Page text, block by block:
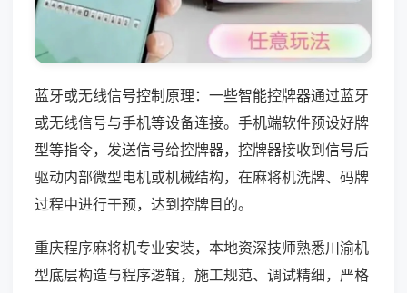
蓝牙或无线信号控制原理：一些智能控牌器通过蓝牙
或无线信号与手机等设备连接。手机端软件预设好牌
型等指令，发送信号给控牌器，控牌器接收到信号后
驱动内部微型电机或机械结构，在麻将机洗牌、码牌
过程中进行干预，达到控牌目的。
重庆程序麻将机专业安装，本地资深技师熟悉川渝机
型底层构造与程序逻辑，施工规范、调试精细，严格